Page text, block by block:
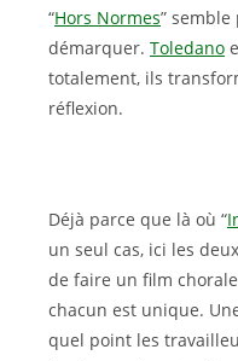
“Hors Normes”
démarquer. Toledano
totalement, ils
réflexion.
Déjà parce que là où “
un seul cas, ici les
de faire un film
chacun est unique.
quel point les